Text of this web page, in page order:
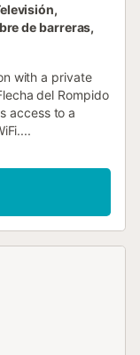
de barreras,
with a private
del Rompido
access to a